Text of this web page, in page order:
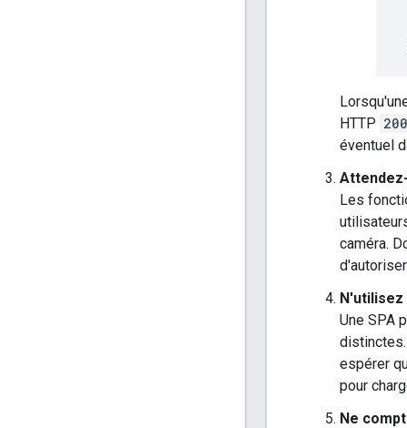
HTTP 200
éventuel
Les
caméra.
Une SPA
espérer
pour
Ne